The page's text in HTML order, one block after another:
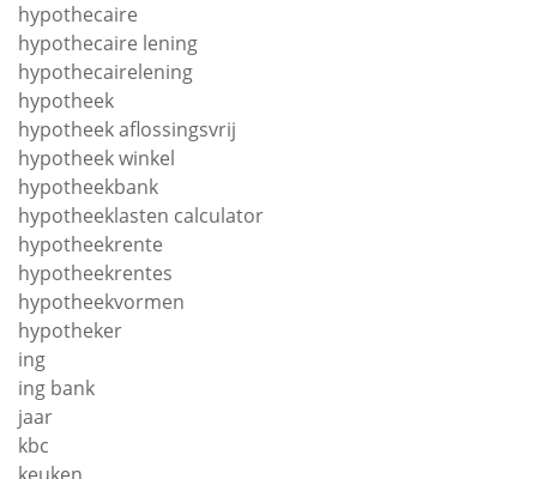
hypothecaire
hypothecaire lening
hypothecairelening
hypotheek
hypotheek aflossingsvrij
hypotheek winkel
hypotheekbank
hypotheeklasten calculator
hypotheekrente
hypotheekrentes
hypotheekvormen
hypotheker
ing
ing bank
jaar
kbc